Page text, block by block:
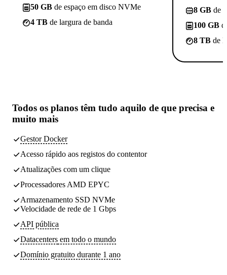
50 GB de espaço em disco NVMe
4 TB de largura de banda
8 GB de
100 GB
8 TB de
Todos os planos têm tudo aquilo de que precisa e
muito mais
Gestor Docker
Acesso rápido aos registos do contentor
Atualizações com um clique
Processadores AMD EPYC
Armazenamento SSD NVMe
Velocidade de rede de 1 Gbps
API pública
Datacenters em todo o mundo
Domínio gratuito durante 1 ano